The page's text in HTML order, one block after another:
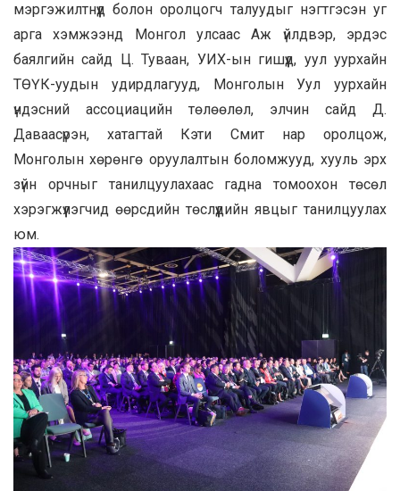
мэргэжилтнүүд болон оролцогч талуудыг нэгтгэсэн уг
арга хэмжээнд Монгол улсаас Аж үйлдвэр, эрдэс
баялгийн сайд Ц. Туваан, УИХ-ын гишүүд, уул уурхайн
ТӨҮК-уудын удирдлагууд, Монголын Уул уурхайн
үндэсний ассоциацийн төлөөлөл, элчин сайд Д.
Даваасүрэн, хатагтай Кэти Смит нар оролцож,
Монголын хөрөнгө оруулалтын боломжууд, хууль эрх
зүйн орчныг танилцуулахаас гадна томоохон төсөл
хэрэгжүүлэгчид өөрсдийн төслүүдийн явцыг танилцуулах
юм.